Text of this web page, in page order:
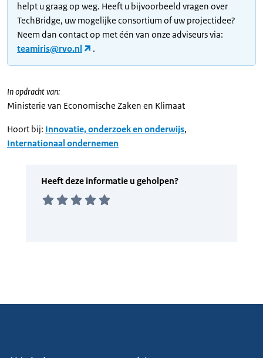
helpt u graag op weg. Heeft u bijvoorbeeld vragen over
TechBridge, uw mogelijke consortium of uw projectidee?
Neem dan contact op met één van onze adviseurs via:
teamiris@rvo.nl
.
In opdracht van:
Ministerie van Economische Zaken en Klimaat
Hoort bij: Innovatie, onderzoek en onderwijs,
Internationaal ondernemen